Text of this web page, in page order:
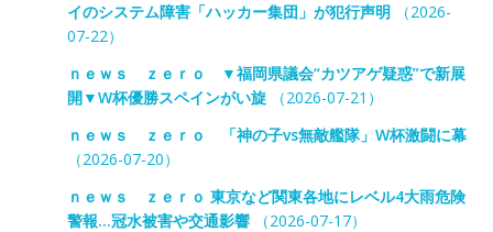
イのシステム障害「ハッカー集団」が犯行声明（2026-
07-22）
ｎｅｗｓ ｚｅｒｏ ▼福岡県議会“カツアゲ疑惑”で新展
開▼W杯優勝スペインがい旋（2026-07-21）
ｎｅｗｓ ｚｅｒｏ 「神の子vs無敵艦隊」W杯激闘に幕
（2026-07-20）
ｎｅｗｓ ｚｅｒｏ 東京など関東各地にレベル4大雨危険
警報…冠水被害や交通影響（2026-07-17）